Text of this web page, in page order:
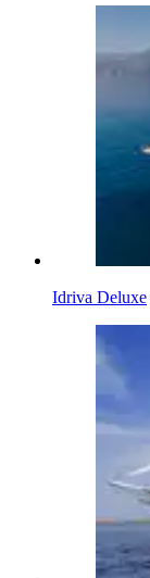
Idriva Deluxe